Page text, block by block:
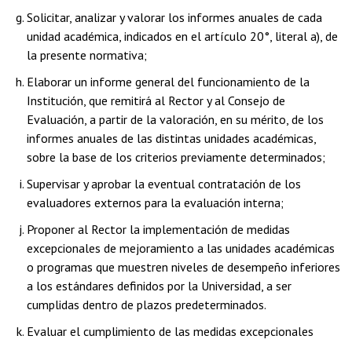
Solicitar, analizar y valorar los informes anuales de cada
unidad académica, indicados en el artículo 20°, literal a), de
la presente normativa;
Elaborar un informe general del funcionamiento de la
Institución, que remitirá al Rector y al Consejo de
Evaluación, a partir de la valoración, en su mérito, de los
informes anuales de las distintas unidades académicas,
sobre la base de los criterios previamente determinados;
Supervisar y aprobar la eventual contratación de los
evaluadores externos para la evaluación interna;
Proponer al Rector la implementación de medidas
excepcionales de mejoramiento a las unidades académicas
o programas que muestren niveles de desempeño inferiores
a los estándares definidos por la Universidad, a ser
cumplidas dentro de plazos predeterminados.
Evaluar el cumplimiento de las medidas excepcionales